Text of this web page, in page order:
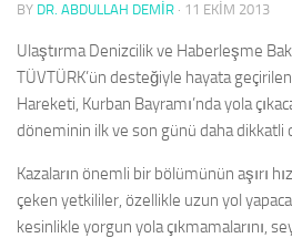
BY DR. ABDULLAH DEMİR · 11 EKIM 2013
Ulaştırma Denizcilik ve Haberleşme
TÜVTÜRK’ün desteğiyle hayata
Hareketi, Kurban Bayramı’nda yola
döneminin ilk ve son günü daha dikkatli
Kazaların önemli bir bölümünün aşırı
çeken yetkililer, özellikle uzun yol
kesinlikle yorgun yola çıkmamalarını,